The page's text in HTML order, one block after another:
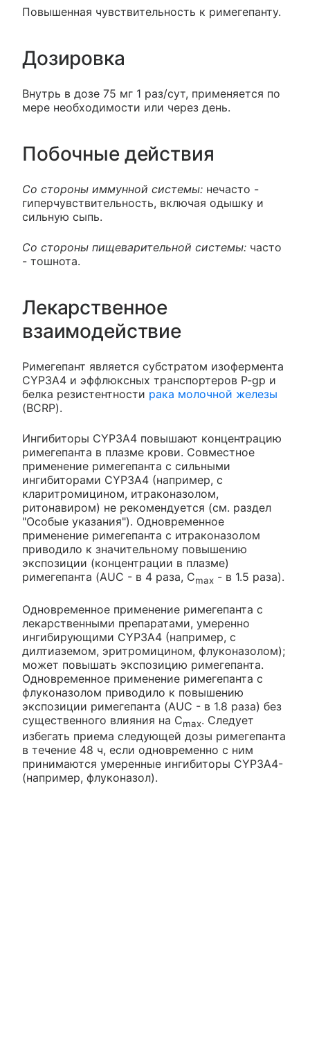
Повышенная чувствительность к римегепанту.
Дозировка
Внутрь в дозе 75 мг 1 раз/сут, применяется по
мере необходимости или через день.
Побочные действия
Со стороны иммунной системы: нечасто -
гиперчувствительность, включая одышку и
сильную сыпь.
Со стороны пищеварительной системы: часто
- тошнота.
Лекарственное
взаимодействие
Римегепант является субстратом изофермента
CYP3A4 и эффлюксных транспортеров P-gp и
белка резистентности рака молочной железы
(BCRP).
Ингибиторы CYP3A4 повышают концентрацию
римегепанта в плазме крови. Совместное
применение римегепанта с сильными
ингибиторами CYP3A4 (например, с
кларитромицином, итраконазолом,
ритонавиром) не рекомендуется (см. раздел
"Особые указания"). Одновременное
применение римегепанта с итраконазолом
приводило к значительному повышению
экспозиции (концентрации в плазме)
римегепанта (AUC - в 4 раза, Cmax - в 1.5 раза).
Одновременное применение римегепанта с
лекарственными препаратами, умеренно
ингибирующими CYP3A4 (например, с
дилтиаземом, эритромицином, флуконазолом);
может повышать экспозицию римегепанта.
Одновременное применение римегепанта с
флуконазолом приводило к повышению
экспозиции римегепанта (AUC - в 1.8 раза) без
существенного влияния на Cmax. Следует
избегать приема следующей дозы римегепанта
в течение 48 ч, если одновременно с ним
принимаются умеренные ингибиторы CYP3A4-
(например, флуконазол).